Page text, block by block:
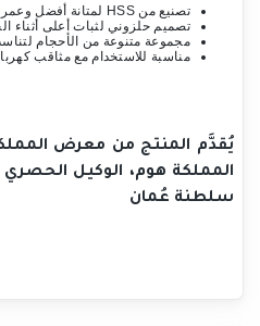
تصنيع من HSS لمتانة أفضل وعمر أطول.
تصميم حلزوني لثبات أعلى أثناء
مجموعة متنوعة من الأحجام
مناسبة للاستخدام مع مثاقب
يُقدَّم المنتج من معرض
المملكة هوم، الوكيل الحصري
سلطنة عُمان